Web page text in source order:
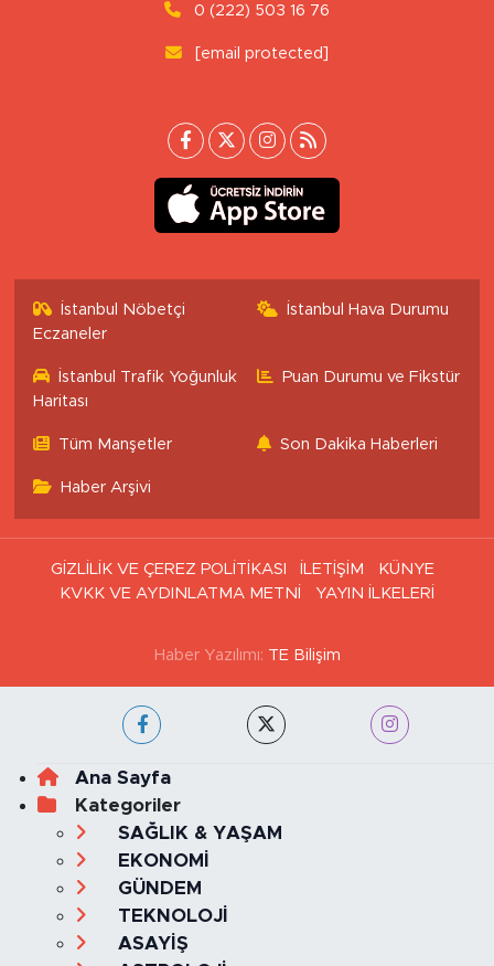
0 (222) 503 16 76
[email protected]
İstanbul Nöbetçi
Eczaneler
İstanbul Hava Durumu
İstanbul Trafik Yoğunluk
Haritası
Puan Durumu ve Fikstür
Tüm Manşetler Son Dakika Haberleri
Haber Arşivi
GİZLİLİK VE ÇEREZ POLİTİKASI İLETİŞİM
KÜNYE
KVKK VE AYDINLATMA METNİ
YAYIN İLKELERİ
Haber Yazılımı: TE Bilişim
Ana Sayfa
Kategoriler
SAĞLIK & YAŞAM
EKONOMİ
GÜNDEM
TEKNOLOJİ
ASAYİŞ